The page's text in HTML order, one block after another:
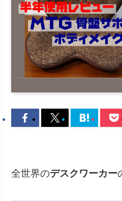
全世界のデスクワーカー